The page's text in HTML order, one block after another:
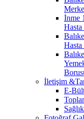
İnme
Hasta
İletişim
E-